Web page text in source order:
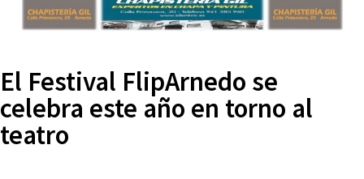
El Festival FlipArnedo se
celebra este año en torno al
teatro